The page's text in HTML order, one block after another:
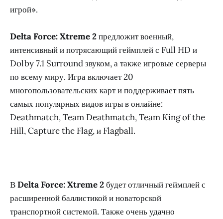
игрой».
Delta Force: Xtreme 2предложит военный,
интенсивный и потрясающий геймплей с Full HD и
Dolby 7.1 Surround звуком, а также игровые серверы
по всему миру. Игра включает 20
многопользовательских карт и поддерживает пять
самых популярных видов игры в онлайне:
Deathmatch, Team Deathmatch, Team King of the
Hill, Capture the Flag, и Flagball.
ВDelta Force: Xtreme 2будет отличный геймплей с
расширенной баллистикой и новаторской
транспортной системой. Также очень удачно